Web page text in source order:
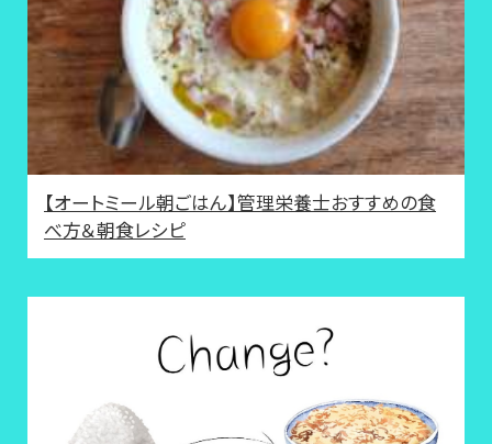
【オートミール朝ごはん】管理栄養士おすすめの食
べ方＆朝食レシピ